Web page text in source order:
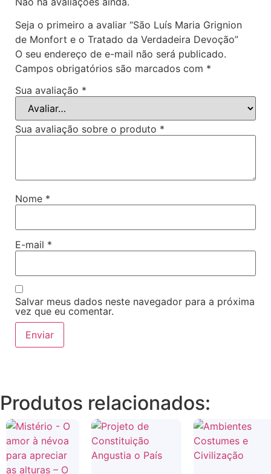
Seja o primeiro a avaliar “São Luís Maria Grignion
de Monfort e o Tratado da Verdadeira Devoção”
O seu endereço de e-mail não será publicado.
Campos obrigatórios são marcados com *
Sua avaliação *
Sua avaliação sobre o produto *
Nome *
E-mail *
Salvar meus dados neste navegador para a próxima
vez que eu comentar.
Produtos relacionados: